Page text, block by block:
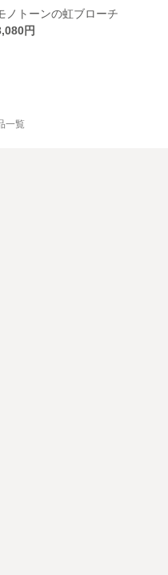
ノトーンの虹ブローチ
円
一覧